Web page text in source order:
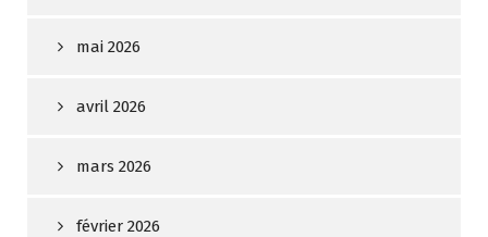
mai 2026
avril 2026
mars 2026
février 2026